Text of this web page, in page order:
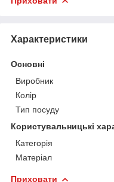
Характеристики
Основні
Виробник
Колір
Тип посуду
Користувальницькі
Категорія
Матеріал
Приховати